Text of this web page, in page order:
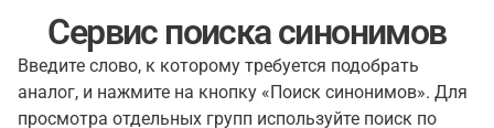
Сервис поиска синонимов
Введите слово, к которому требуется подобрать
аналог, и нажмите на кнопку «Поиск синонимов». Для
просмотра отдельных групп используйте поиск по